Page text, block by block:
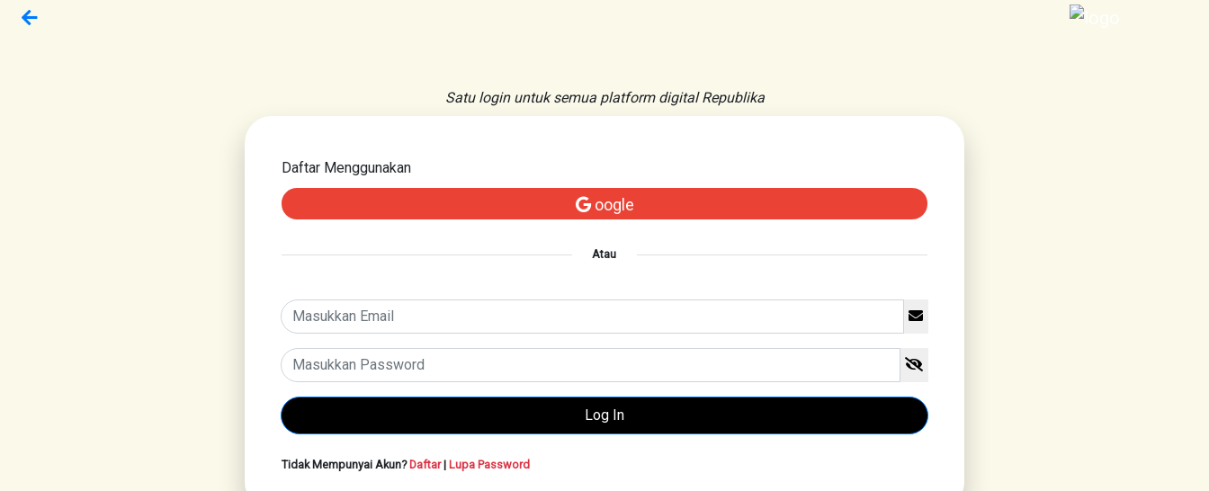
Satu login untuk semua platform digital Republika
Daftar Menggunakan
oogle
Atau
Tidak Mempunyai Akun?Daftar| Lupa Password